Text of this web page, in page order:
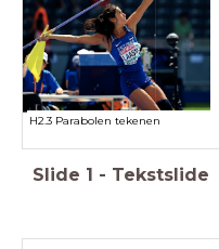
H2.3 Parabolen tekenen
Slide 1 - Tekstslide